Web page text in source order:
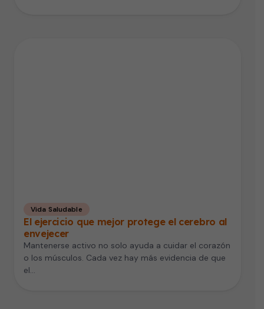
Vida Saludable
El ejercicio que mejor protege el cerebro al
envejecer
Mantenerse activo no solo ayuda a cuidar el corazón
o los músculos. Cada vez hay más evidencia de que
el…